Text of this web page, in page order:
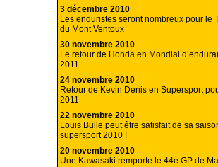
3 décembre 2010
Les enduristes seront nombreux pour le
du Mont Ventoux
30 novembre 2010
Le retour de Honda en Mondial
2011
24 novembre 2010
Retour de Kevin Denis en Supersport
2011
22 novembre 2010
Louis Bulle peut être satisfait de sa
supersport 2010 !
20 novembre 2010
Une Kawasaki remporte le 44e GP de